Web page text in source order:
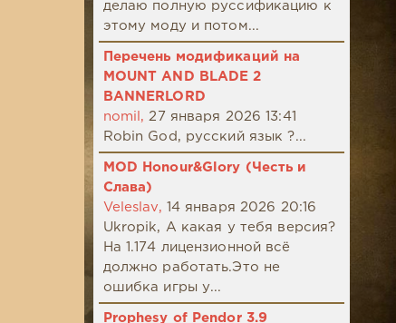
делаю полную руссификацию к
этому моду и потом...
Перечень модификаций на
MOUNT AND BLADE 2
BANNERLORD
nomil, 27 января 2026 13:41
Robin God, русский язык ?...
MOD Honour&Glory (Честь и
Слава)
Veleslav,
14 января 2026 20:16
Ukropik, А какая у тебя версия?
На 1.174 лицензионной всё
должно работать.Это не
ошибка игры у...
Prophesy of Pendor 3.9